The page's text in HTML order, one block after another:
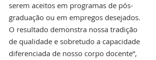
serem aceitos em programas de pós-
graduação ou em empregos desejados.
O resultado demonstra nossa tradição
de qualidade e sobretudo a capacidade
diferenciada de nosso corpo docente”,